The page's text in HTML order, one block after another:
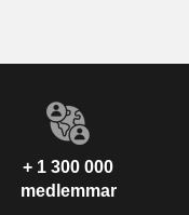
+ 1 300 000
medlemmar